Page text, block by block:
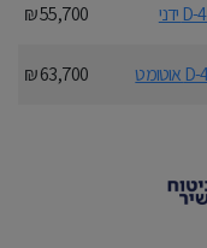
55,700 ₪
63,700 ₪